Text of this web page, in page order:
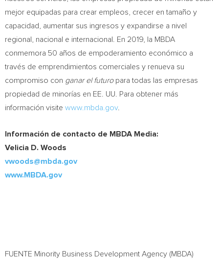
mejor equipadas para crear empleos, crecer en tamaño y
capacidad, aumentar sus ingresos y expandirse a nivel
regional, nacional e internacional. En 2019, la MBDA
conmemora 50 años de empoderamiento económico a
través de emprendimientos comerciales y renueva su
compromiso con ganar el futuropara todas las empresas
propiedad de minorías en EE. UU. Para obtener más
información visite www.mbda.gov.
Información de contacto de MBDA Media:
Velicia D. Woods
vwoods@mbda.gov
www.MBDA.gov
FUENTE Minority Business Development Agency (MBDA)